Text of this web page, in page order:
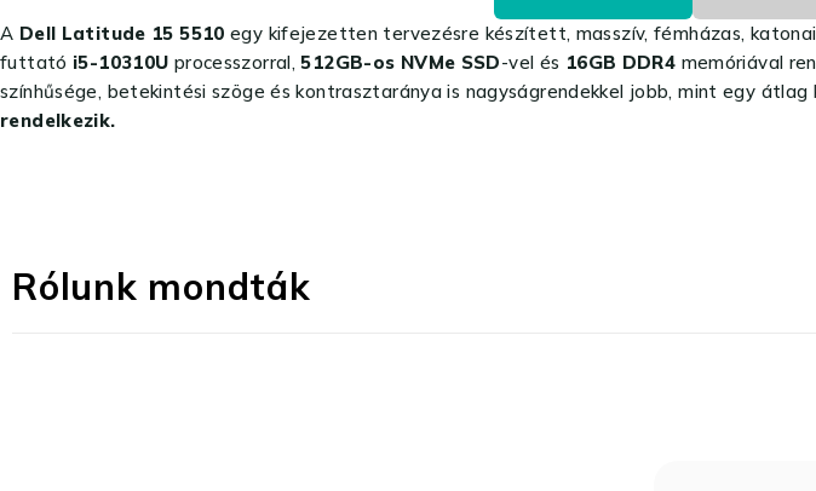
A Dell Latitude 15 5510 egy kifejezetten tervezésre készített, masszív, fémházas,
futtató i5-10310U processzorral,512GB-os NVMe SSD-vel és 16GB DDR4 memóriával
színhűsége, betekintési szöge és kontrasztaránya is nagyságrendekkel jobb, mint egy átlag
rendelkezik.
Rólunk mondták